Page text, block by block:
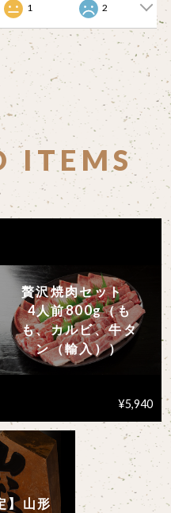
1 2
ITEMS
贅沢焼肉セット
4人前800g（も
も、カルビ、牛タ
ン（輸入））
¥5,940
】山形